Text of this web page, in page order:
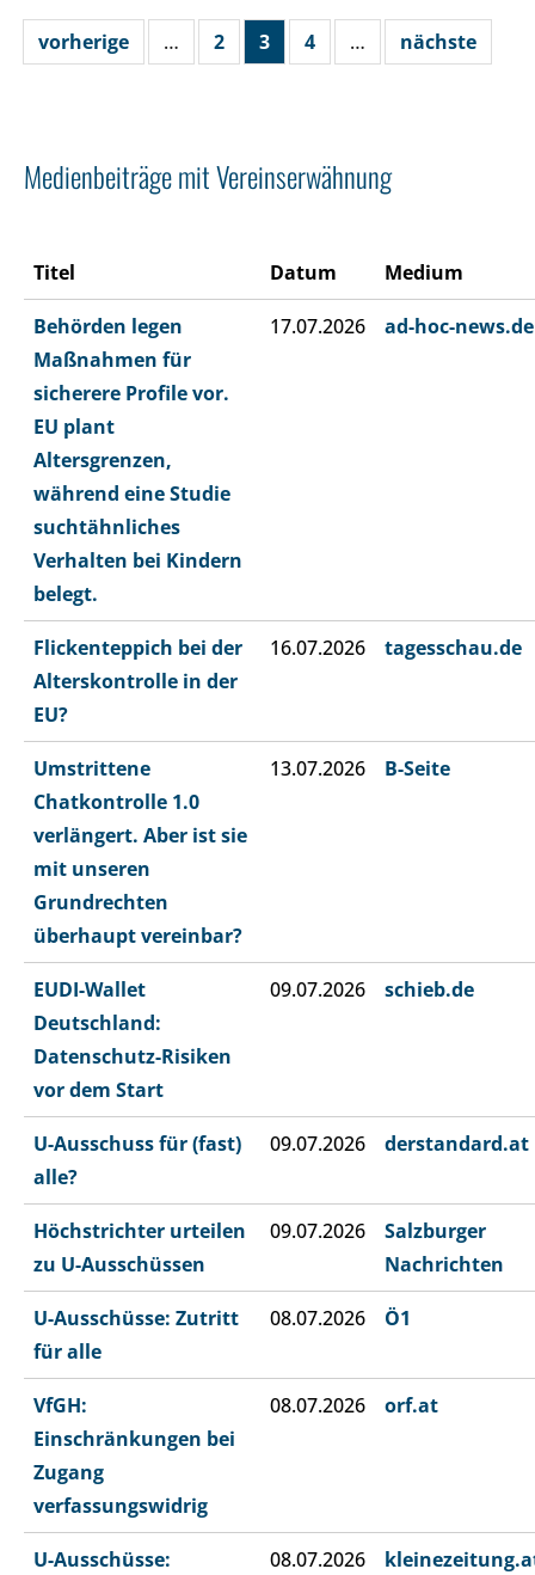
vorherige … 2 3 4 … nächste
Medienbeiträge mit Vereinserwähnung
Titel Datum Medium
Behörden legen
Maßnahmen für
sicherere Profile vor.
EU plant
Altersgrenzen,
während eine Studie
suchtähnliches
Verhalten bei Kindern
belegt.
17.07.2026 ad-hoc-news.de
Flickenteppich bei der
Alterskontrolle in der
EU?
16.07.2026 tagesschau.de
Umstrittene
Chatkontrolle 1.0
verlängert. Aber ist sie
mit unseren
Grundrechten
überhaupt vereinbar?
13.07.2026 B-Seite
EUDI-Wallet
Deutschland:
Datenschutz-Risiken
vor dem Start
09.07.2026 schieb.de
U-Ausschuss für (fast)
alle?
09.07.2026 derstandard.at
Höchstrichter urteilen
zu U-Ausschüssen
09.07.2026
Salzburger
Nachrichten
U-Ausschüsse: Zutritt
für alle
08.07.2026 Ö1
VfGH:
Einschränkungen bei
Zugang
verfassungswidrig
08.07.2026 orf.at
U-Ausschüsse:
08.07.2026